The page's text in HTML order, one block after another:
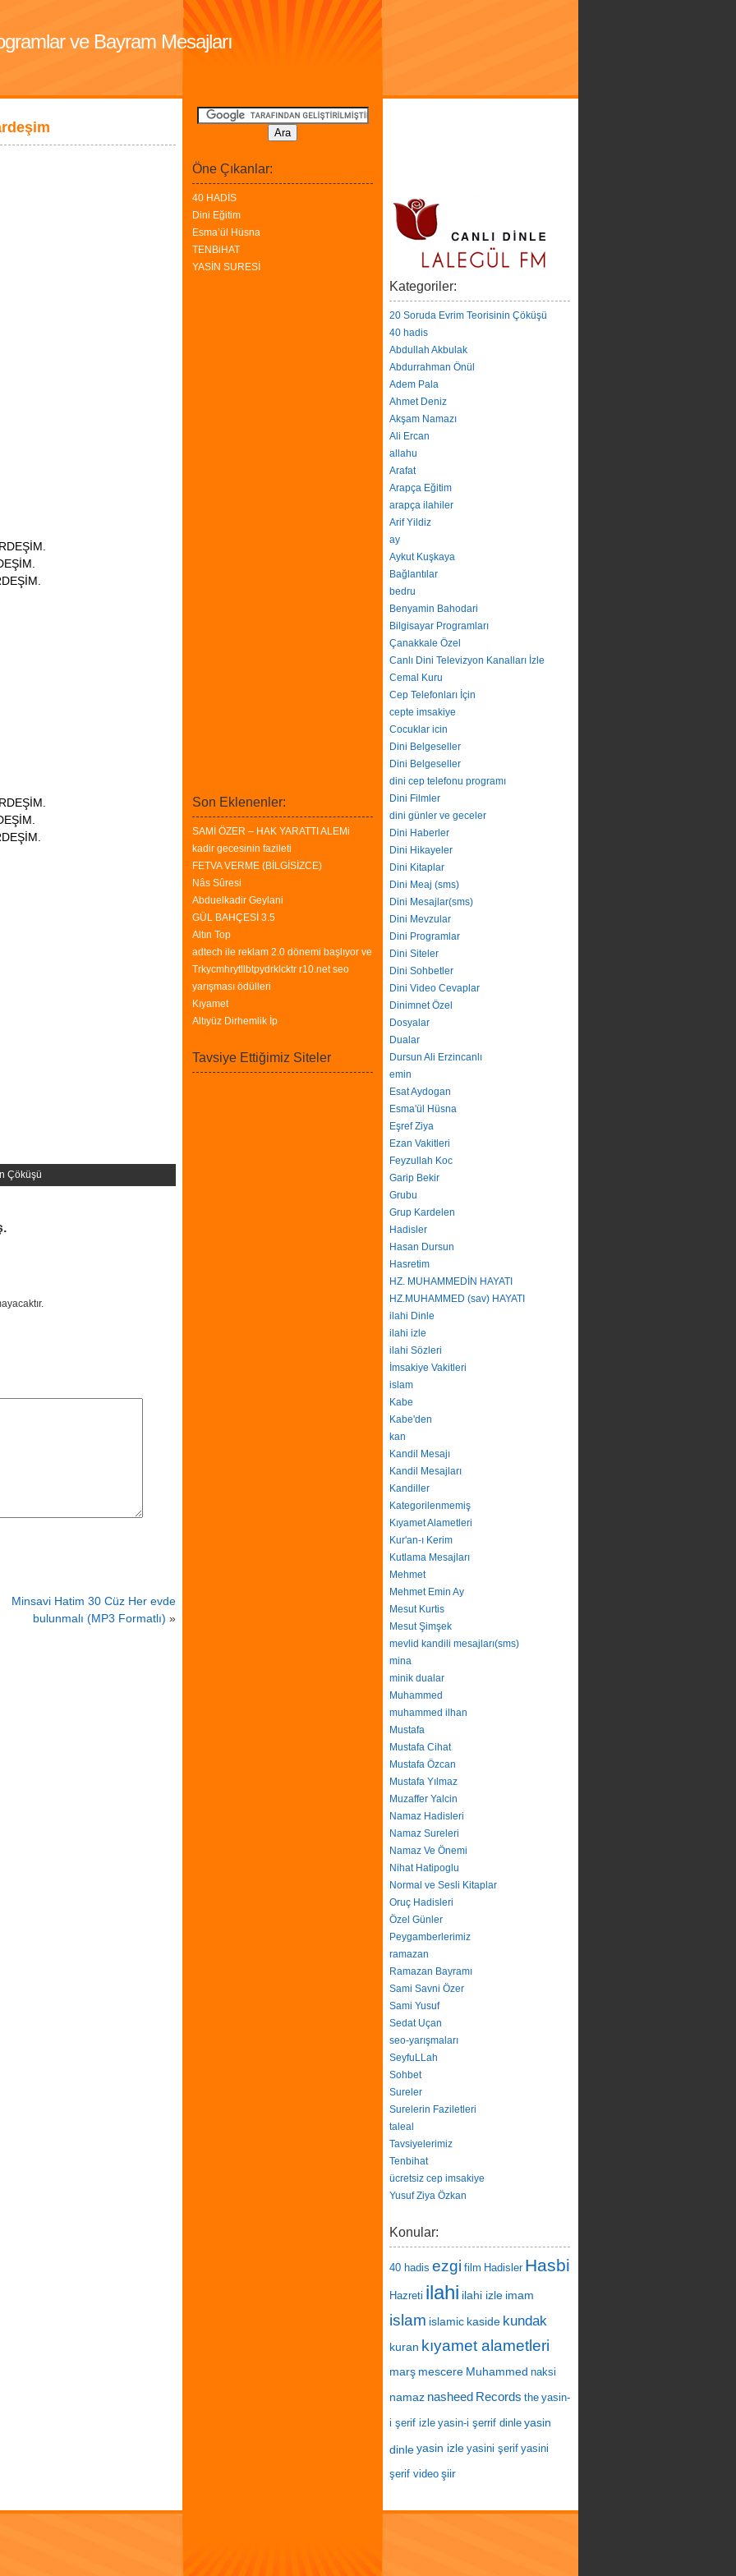
ve Bayram Mesajları
Çöküşü
Minsavi Hatim 30 Cüz Her evde
bulunmalı (MP3 Formatlı) »
Öne Çıkanlar:
40 HADİS
Dini Eğitim
Esma’ül Hüsna
TENBiHAT
YASİN SURESİ
Son Eklenenler:
SAMİ ÖZER – HAK YARATTI ALEMi
kadir gecesinin fazileti
FETVA VERME (BİLGİSİZCE)
Nâs Sûresi
Abduelkadir Geylani
GÜL BAHÇESİ 3.5
Altın Top
adtech ile reklam 2.0 dönemi başlıyor ve
Trkycmhrytllbtpydrklcktr r10.net seo
yarışması ödülleri
Kıyamet
Altıyüz Dirhemlik İp
Tavsiye Ettiğimiz Siteler
Kategoriler:
20 Soruda Evrim Teorisinin Çöküşü
40 hadis
Abdullah Akbulak
Abdurrahman Önül
Adem Pala
Ahmet Deniz
Akşam Namazı
Ali Ercan
allahu
Arafat
Arapça Eğitim
arapça ilahiler
Arif Yildiz
ay
Aykut Kuşkaya
Bağlantılar
bedru
Benyamin Bahodari
Bilgisayar Programları
Çanakkale Özel
Canlı Dini Televizyon Kanalları İzle
Cemal Kuru
Cep Telefonları İçin
cepte imsakiye
Cocuklar icin
Dini Belgeseller
Dini Belgeseller
dini cep telefonu programı
Dini Filmler
dini günler ve geceler
Dini Haberler
Dini Hikayeler
Dini Kitaplar
Dini Meaj (sms)
Dini Mesajlar(sms)
Dini Mevzular
Dini Programlar
Dini Siteler
Dini Sohbetler
Dini Video Cevaplar
Dinimnet Özel
Dosyalar
Dualar
Dursun Ali Erzincanlı
emin
Esat Aydogan
Esma'ül Hüsna
Eşref Ziya
Ezan Vakitleri
Feyzullah Koc
Garip Bekir
Grubu
Grup Kardelen
Hadisler
Hasan Dursun
Hasretim
HZ. MUHAMMEDİN HAYATI
HZ.MUHAMMED (sav) HAYATI
ilahi Dinle
ilahi izle
ilahi Sözleri
İmsakiye Vakitleri
islam
Kabe
Kabe'den
kan
Kandil Mesajı
Kandil Mesajları
Kandiller
Kategorilenmemiş
Kıyamet Alametleri
Kur'an-ı Kerim
Kutlama Mesajları
Mehmet
Mehmet Emin Ay
Mesut Kurtis
Mesut Şimşek
mevlid kandili mesajları(sms)
mina
minik dualar
Muhammed
muhammed ilhan
Mustafa
Mustafa Cihat
Mustafa Özcan
Mustafa Yılmaz
Muzaffer Yalcin
Namaz Hadisleri
Namaz Sureleri
Namaz Ve Önemi
Nihat Hatipoglu
Normal ve Sesli Kitaplar
Oruç Hadisleri
Özel Günler
Peygamberlerimiz
ramazan
Ramazan Bayramı
Sami Savni Özer
Sami Yusuf
Sedat Uçan
seo-yarışmaları
SeyfuLLah
Sohbet
Sureler
Surelerin Faziletleri
taleal
Tavsiyelerimiz
Tenbihat
ücretsiz cep imsakiye
Yusuf Ziya Özkan
Konular:
40 hadis ezgi film Hadisler Hasbi
Hazreti ilahi ilahi izle imam
islam islamic kaside kundak
kuran kıyamet alametleri
marş mescere Muhammed naksi
namaz nasheed Records the yasin-
i şerif izle yasin-i şerrif dinle yasin
dinle yasin izle yasini şerif yasini
şerif video şiir